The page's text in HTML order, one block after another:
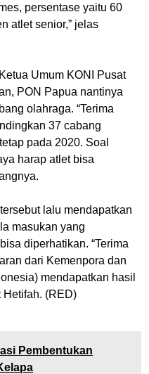
persentase yaitu 60
atlet senior,” jelas
Umum KONI Pusat
PON Papua nantinya
olahraga. “Terima
37 cabang
pada 2020. Soal
harap atlet bisa
lalu mendapatkan
masukan yang
diperhatikan. “Terima
dari Kemenpora dan
mendapatkan hasil
Hetifah. (RED)
Pembentukan